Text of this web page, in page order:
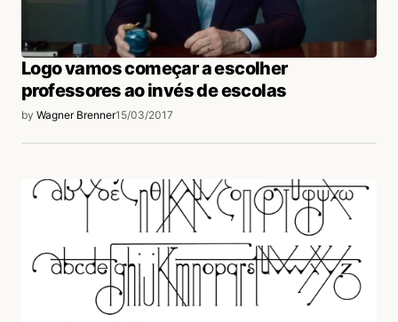
login
Logo vamos começar a escolher
professores ao invés de escolas
by Wagner Brenner15/03/2017